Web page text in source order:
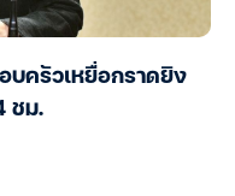
บครัวเหยื่อกราดยิง
ชม.